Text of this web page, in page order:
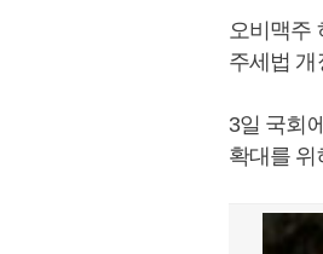
오비맥주
주세법 개
3일 국회
확대를 위